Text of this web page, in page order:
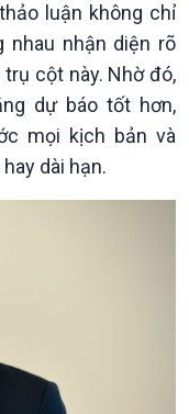
luận không chỉ
nhau nhận diện rõ
cột này. Nhờ đó,
dự báo tốt hơn,
mọi kịch bản và
dài hạn.